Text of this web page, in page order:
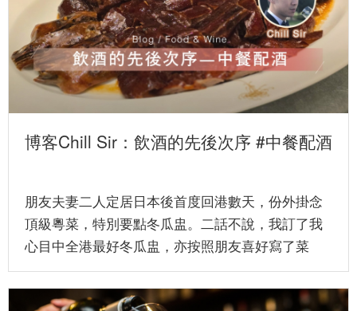
博客Chill Sir：飲酒的先後次序 #中餐配酒
朋友夫妻二人定居日本後首度回港數天，份外掛念
頂級粵菜，特別要點冬瓜盅。二話不說，我訂了我
心目中全港最好冬瓜盅，亦按照朋友喜好寫了菜
單。晚飯當天，我決定帶一瓶白...